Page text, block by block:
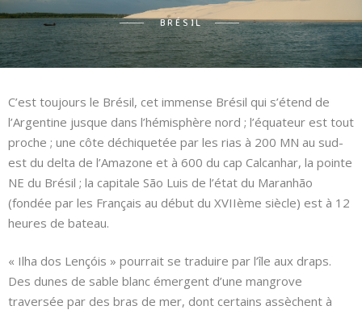
BRÉSIL
C’est toujours le Brésil, cet immense Brésil qui s’étend de
l’Argentine jusque dans l’hémisphère nord ; l’équateur est tout
proche ; une côte déchiquetée par les rias à 200 MN au sud-
est du delta de l’Amazone et à 600 du cap Calcanhar, la pointe
NE du Brésil ; la capitale São Luis de l’état du Maranhão
(fondée par les Français au début du XVIIème siècle) est à 12
heures de bateau.
« Ilha dos Lençóis » pourrait se traduire par l’île aux draps.
Des dunes de sable blanc émergent d’une mangrove
traversée par des bras de mer, dont certains assèchent à